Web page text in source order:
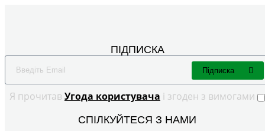
ПІДПИСКА
Я прочитав Угода користувача і згоден з вимогами
Підписка
СПІЛКУЙТЕСЯ З НАМИ